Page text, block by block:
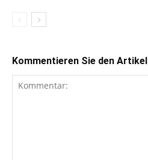
Kommentieren Sie den Artikel